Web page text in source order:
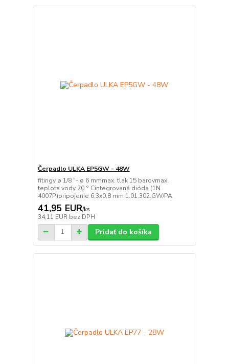
Čerpadlo ULKA EP5GW - 48W
fitingy ø 1/8 "- ø 6 mmmax. tlak 15 barovmax.
teplota vody 20 ° Cintegrovaná dióda (1N
4007P)pripojenie 6,3x0,8 mm 1.01.302.GW/PA
41,95 EUR/ks
34,11 EUR bez DPH
Pridať do košíka